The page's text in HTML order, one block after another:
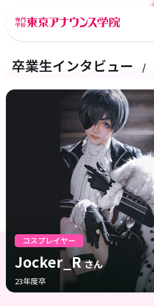
卒業生インタビュー /
コスプレイヤー
Jocker_Rさん
23年度卒